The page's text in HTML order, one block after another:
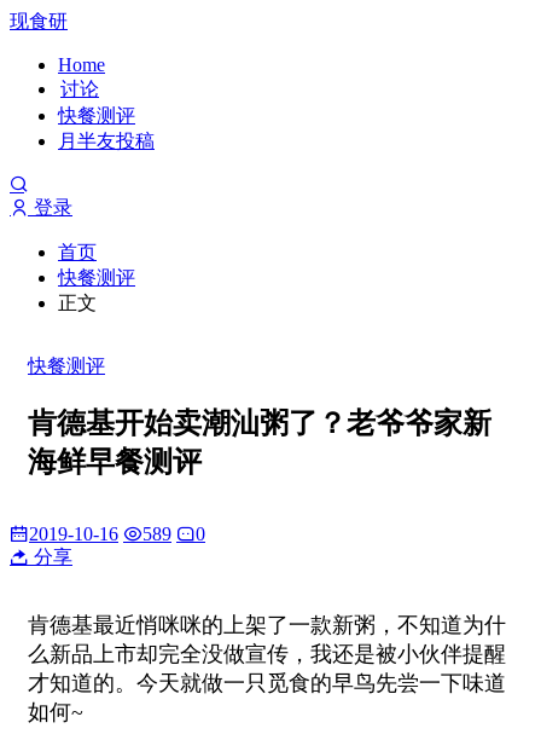
现食研
Home
讨论
快餐测评
月半友投稿
登录
首页
快餐测评
正文
快餐测评
肯德基开始卖潮汕粥了？老爷爷家新
海鲜早餐测评
2019-10-16 589
0
分享
肯德基最近悄咪咪的上架了一款新粥，不知道为什
么新品上市却完全没做宣传，我还是被小伙伴提醒
才知道的。今天就做一只觅食的早鸟先尝一下味道
如何~